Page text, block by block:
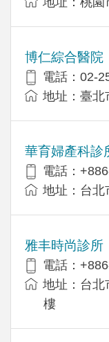
博仁綜合醫院
電話：02-
地址：臺北
華育婦產科診
電話：
地址：台北
雅丰時尚診所
電話：
地址：台北
樓